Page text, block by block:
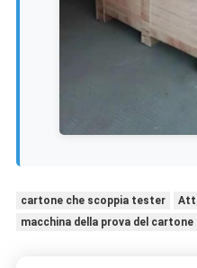
cartone che scoppia tester
macchina della prova del cartone